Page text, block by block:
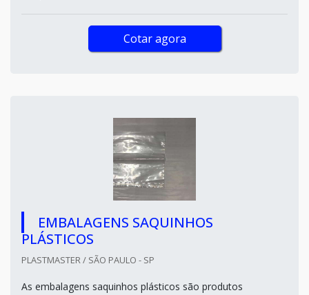
Cotar agora
EMBALAGENS SAQUINHOS
PLÁSTICOS
PLASTMASTER / SÃO PAULO - SP
As embalagens saquinhos plásticos são produtos